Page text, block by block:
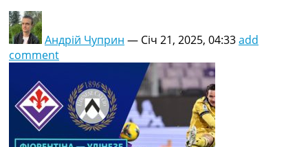
Андрій Чуприн — Січ 21, 2025, 04:33add
comment